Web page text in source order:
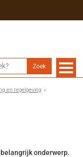
en regelgeving
onderwerp.